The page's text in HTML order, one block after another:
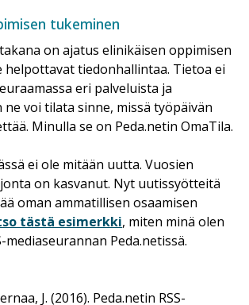
tukeminen
on ajatus elinikäisen oppimisen
helpottavat tiedonhallintaa. Tietoa ei
eri palveluista ja
ne voi tilata sinne, missä työpäivän
Minulla se on Peda.netin OmaTila.
ei ole mitään uutta. Vuosien
on kasvanut. Nyt uutissyötteitä
oman ammatillisen osaamisen
tästä esimerkki, miten minä olen
Peda.netissä.
J. (2016). Peda.netin RSS-